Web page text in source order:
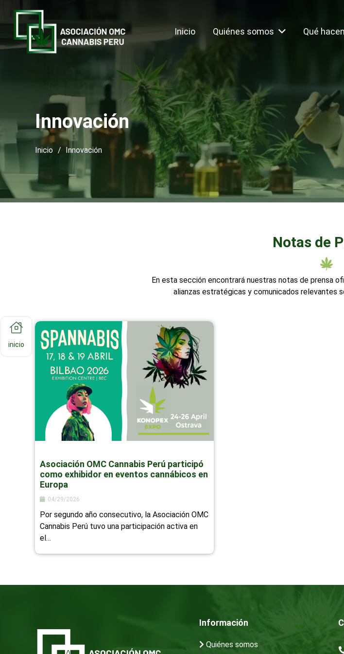
Inicio Quiénes somos Qué
Innovación
Inicio / Innovación
Notas de
En esta sección encontrará nuestras notas de prensa
alianzas estratégicas y comunicados relevantes
Asociación OMC Cannabis Perú participó
como exhibidor en eventos cannábicos en
Europa
04/29/2026
Por segundo año consecutivo, la Asociación OMC
Cannabis Perú tuvo una participación activa en
el…
Información
Quiénes somos
inicio